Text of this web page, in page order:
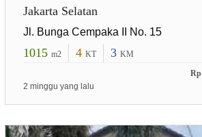
Jakarta Selatan
Jl. Bunga Cempaka II No. 15
1015 m2 4 KT 3 KM
Rp
2 minggu yang lalu